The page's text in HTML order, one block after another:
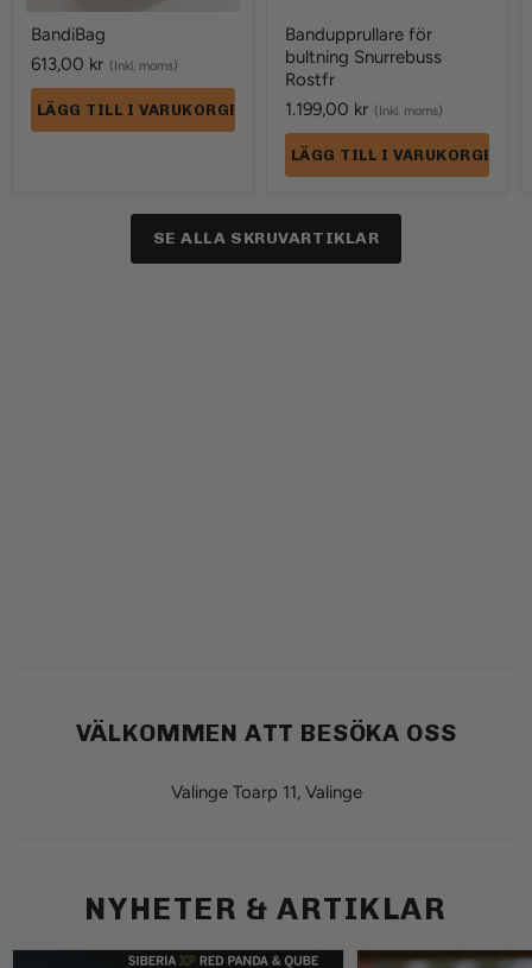
BandiBag
613,00 kr (Inkl. moms)
LÄGG TILL I VARUKORGEN
Bandupprullare för
bultning Snurrebuss
Rostfr
1.199,00 kr (Inkl. moms)
LÄGG TILL I VARUKORGEN
SE ALLA SKRUVARTIKLAR
VÄLKOMMEN ATT BESÖKA OSS
Valinge Toarp 11, Valinge
NYHETER & ARTIKLAR